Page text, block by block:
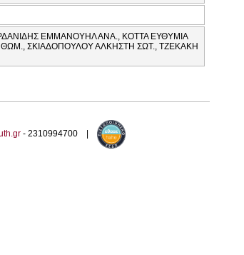
ΕΜΜΑΝΟΥΗΛ ΑΝΑ., ΚΟΤΤΑ ΕΥΘΥΜΙΑ
ΘΩΜ., ΣΚΙΑΔΟΠΟΥΛΟΥ ΑΛΚΗΣΤΗ ΣΩΤ., ΤΖΕΚΑΚΗ
- 2310994700 |